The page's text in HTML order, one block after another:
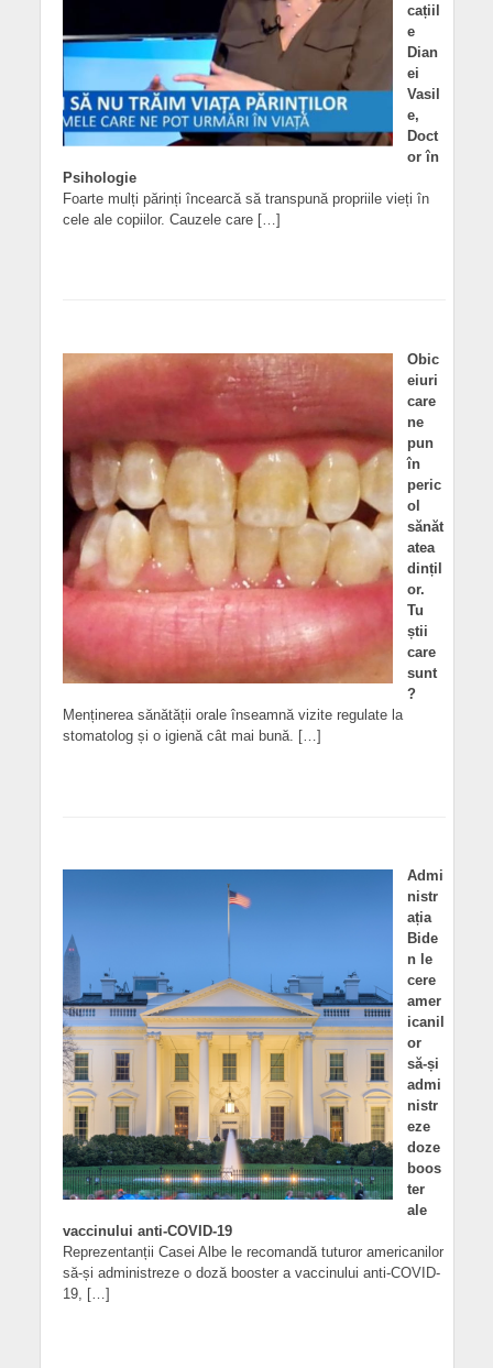
cațiil
e
Dian
ei
Vasil
e,
Doct
or în
Psihologie
Foarte mulți părinți încearcă să transpună propriile vieți în
cele ale copiilor. Cauzele care […]
Obic
eiuri
care
ne
pun
în
peric
ol
sănăt
atea
dințil
or.
Tu
știi
care
sunt
?
Menținerea sănătății orale înseamnă vizite regulate la
stomatolog și o igienă cât mai bună. […]
Admi
nistr
ația
Bide
n le
cere
amer
icanil
or
să-și
admi
nistr
eze
doze
boos
ter
ale
vaccinului anti-COVID-19
Reprezentanții Casei Albe le recomandă tuturor americanilor
să-și administreze o doză booster a vaccinului anti-COVID-
19, […]